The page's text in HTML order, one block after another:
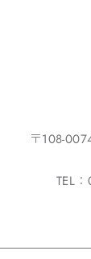
〒108-
TEL